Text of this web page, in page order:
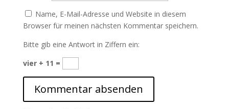
Name, E-Mail-Adresse und Website in diesem
Browser für meinen nächsten Kommentar speichern.
Bitte gib eine Antwort in Ziffern ein:
vier + 11 =